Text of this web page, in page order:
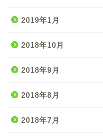
2019年1月
2018年10月
2018年9月
2018年8月
2018年7月